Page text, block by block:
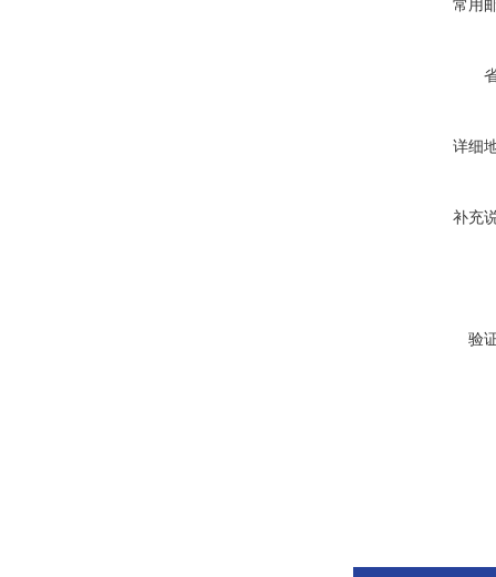
常用
详细
补充
验